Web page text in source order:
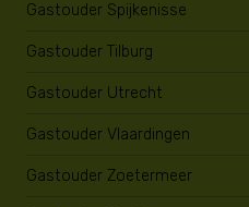
Gastouder Spijkenisse
Gastouder Tilburg
Gastouder Utrecht
Gastouder Vlaardingen
Gastouder Zoetermeer